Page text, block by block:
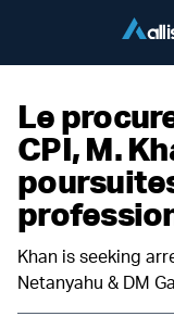
Le
CPI, M.
Khan is seeking
Netanyahu & DM